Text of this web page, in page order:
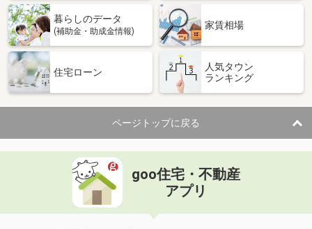
暮らしのデータ
(補助金・助成金情報)
家賃相場
住宅ローン
人気タウン
ランキング
ページトップに戻る
goo住宅・不動産
アプリ